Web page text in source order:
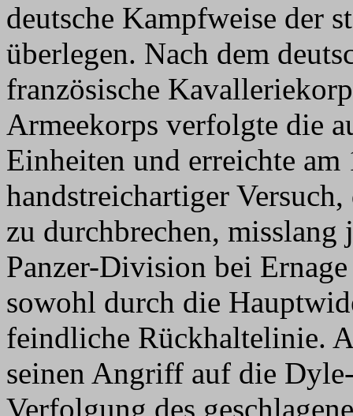
deutsche Kampfweise der
überlegen. Nach dem
französische
Armeekorps verfolgte die
Einheiten und erreichte
handstreichartiger
zu durchbrechen,
Panzer-Division bei
sowohl durch die
feindliche Rückhaltelinie.
seinen Angriff auf die
Verfolgung des